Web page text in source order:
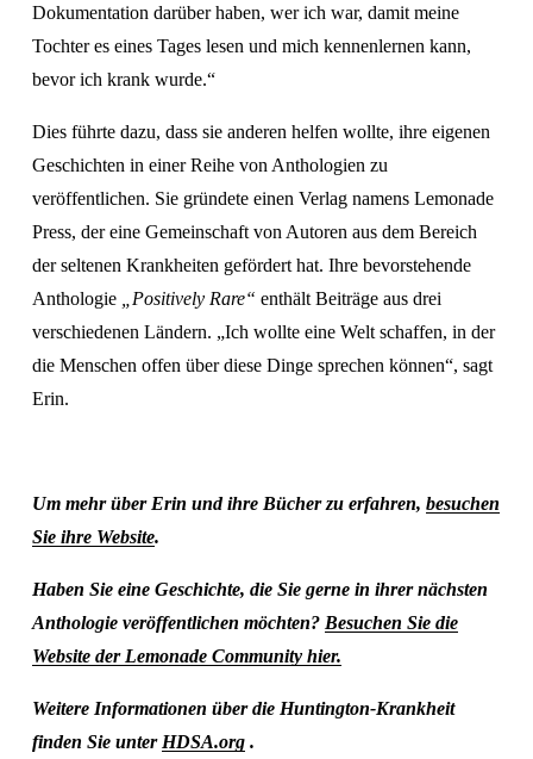
Dokumentation darüber haben, wer ich war, damit meine
Tochter es eines Tages lesen und mich kennenlernen kann,
bevor ich krank wurde.“
Dies führte dazu, dass sie anderen helfen wollte, ihre eigenen
Geschichten in einer Reihe von Anthologien zu
veröffentlichen. Sie gründete einen Verlag namens Lemonade
Press, der eine Gemeinschaft von Autoren aus dem Bereich
der seltenen Krankheiten gefördert hat. Ihre bevorstehende
Anthologie
„Positively Rare“ enthält Beiträge aus drei
verschiedenen Ländern. „Ich wollte eine Welt schaffen, in der
die Menschen offen über diese Dinge sprechen können“, sagt
Erin.
Um mehr über Erin und ihre Bücher zu erfahren, besuchen
Sie ihre Website.
Haben Sie eine Geschichte, die Sie gerne in ihrer nächsten
Anthologie veröffentlichen möchten? Besuchen Sie die
Website der Lemonade Community hier.
Weitere Informationen über die Huntington-Krankheit
finden Sie unter HDSA.org .